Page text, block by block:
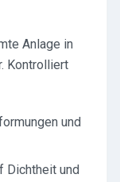
Anlage in
Kontrolliert
und
Dichtheit und